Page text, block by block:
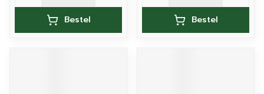
Bestel Bestel